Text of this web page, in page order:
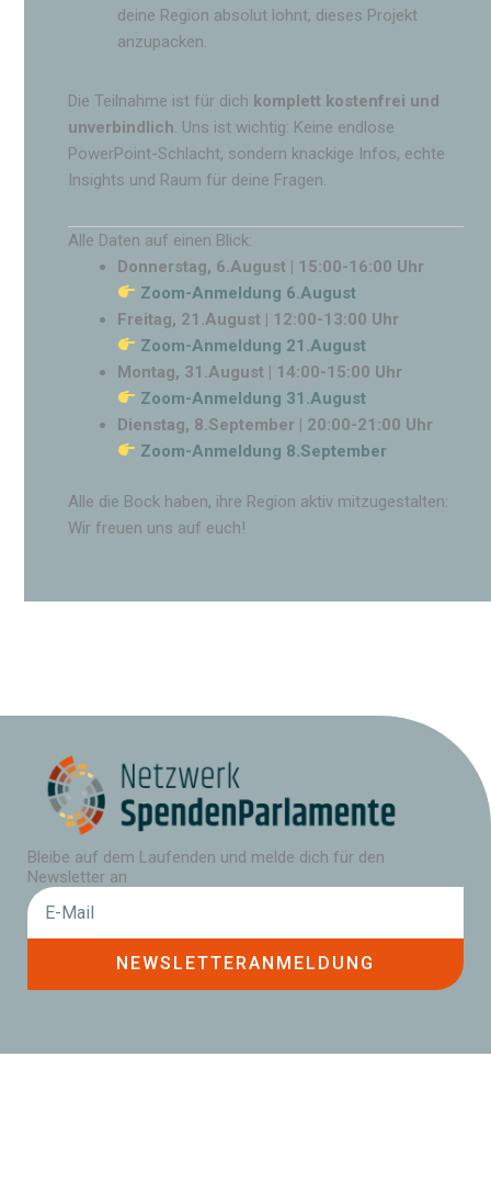
deine Region absolut lohnt, dieses Projekt
anzupacken.
Die Teilnahme ist für dich komplett kostenfrei und
unverbindlich. Uns ist wichtig: Keine endlose
PowerPoint-Schlacht, sondern knackige Infos, echte
Insights und Raum für deine Fragen.
Alle Daten auf einen Blick:
Donnerstag, 6.August | 15:00-16:00 Uhr
Zoom-Anmeldung 6.August
Freitag, 21.August | 12:00-13:00 Uhr
Zoom-Anmeldung 21.August
Montag, 31.August | 14:00-15:00 Uhr
Zoom-Anmeldung 31.August
Dienstag, 8.September | 20:00-21:00 Uhr
Zoom-Anmeldung 8.September
Alle die Bock haben, ihre Region aktiv mitzugestalten:
Wir freuen uns auf euch!
Bleibe auf dem Laufenden und melde dich für den
Newsletter an
NEWSLETTERANMELDUNG